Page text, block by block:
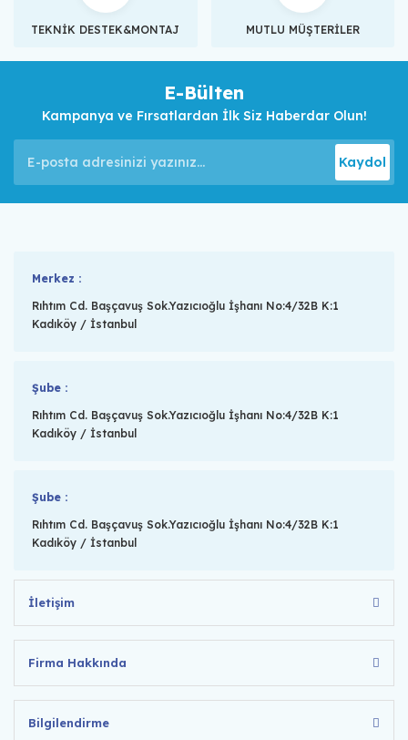
TEKNİK DESTEK&MONTAJ MUTLU MÜŞTERİLER
E-Bülten
Kampanya ve Fırsatlardan İlk Siz Haberdar Olun!
Kaydol
Merkez :
Rıhtım Cd. Başçavuş Sok.Yazıcıoğlu İşhanı No:4/32B K:1
Kadıköy / İstanbul
Şube :
Rıhtım Cd. Başçavuş Sok.Yazıcıoğlu İşhanı No:4/32B K:1
Kadıköy / İstanbul
Şube :
Rıhtım Cd. Başçavuş Sok.Yazıcıoğlu İşhanı No:4/32B K:1
Kadıköy / İstanbul
İletişim
Firma Hakkında
Bilgilendirme